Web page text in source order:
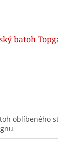
batoh
oblíbeného